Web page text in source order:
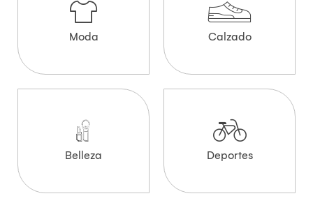
Moda Calzado
Belleza Deportes